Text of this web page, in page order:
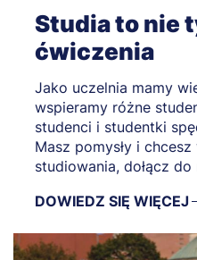
Studia to nie
ćwiczenia
Jako uczelnia mamy
wspieramy różne
studenci i studentki
Masz pomysły i
studiowania, dołącz do
DOWIEDZ SIĘ WIĘCEJ